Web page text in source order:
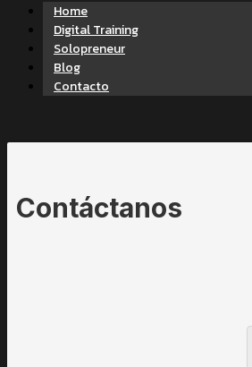
Home
Digital Training
Solopreneur
Blog
Contacto
Contáctanos